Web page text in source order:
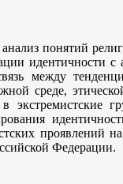
понятий
идентичности
между
среде,
проявлений
Федерации.